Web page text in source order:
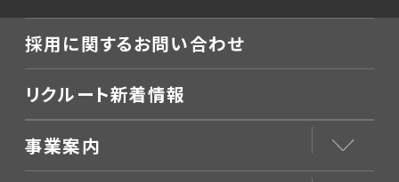
採用に関するお問い合わせ
リクルート新着情報
事業案内